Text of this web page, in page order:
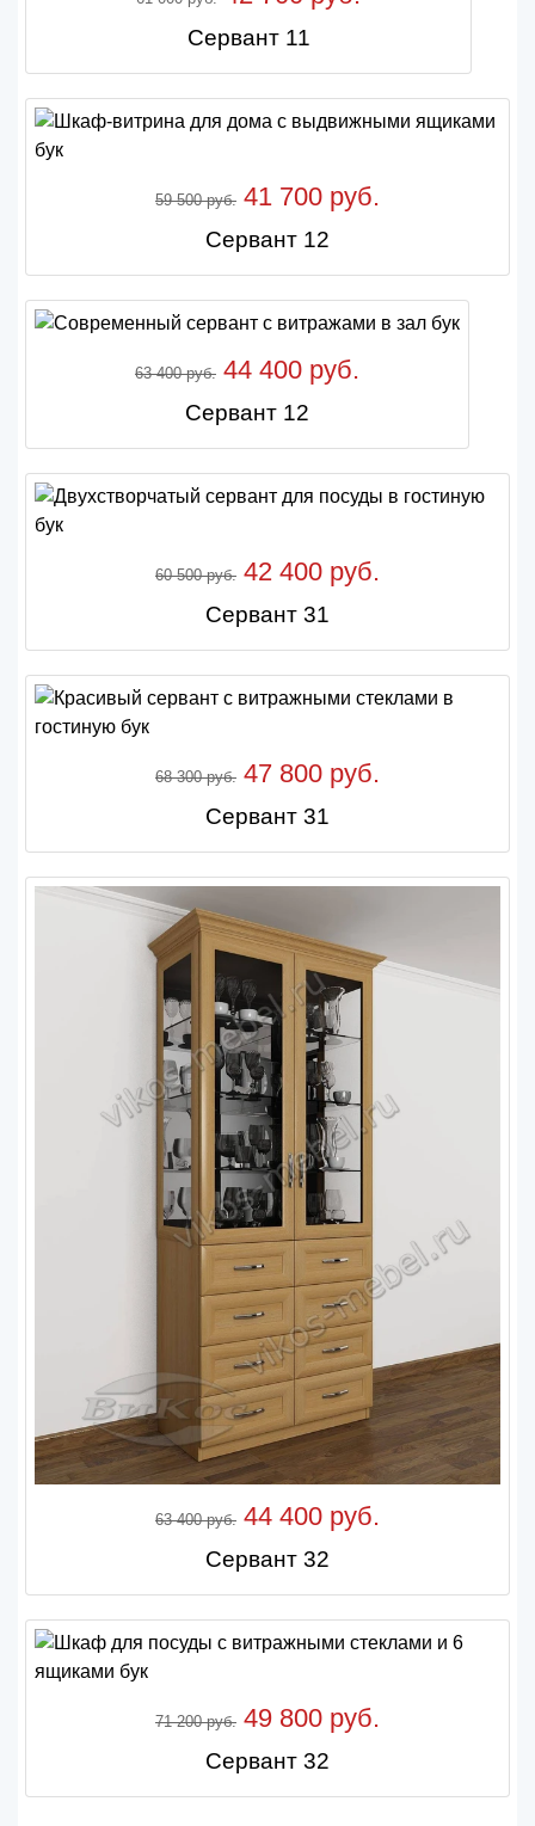
Сервант 11
59 500 руб. 41 700 руб.
Сервант 12
63 400 руб. 44 400 руб.
Сервант 12
60 500 руб. 42 400 руб.
Сервант 31
68 300 руб. 47 800 руб.
Сервант 31
63 400 руб. 44 400 руб.
Сервант 32
71 200 руб. 49 800 руб.
Сервант 32